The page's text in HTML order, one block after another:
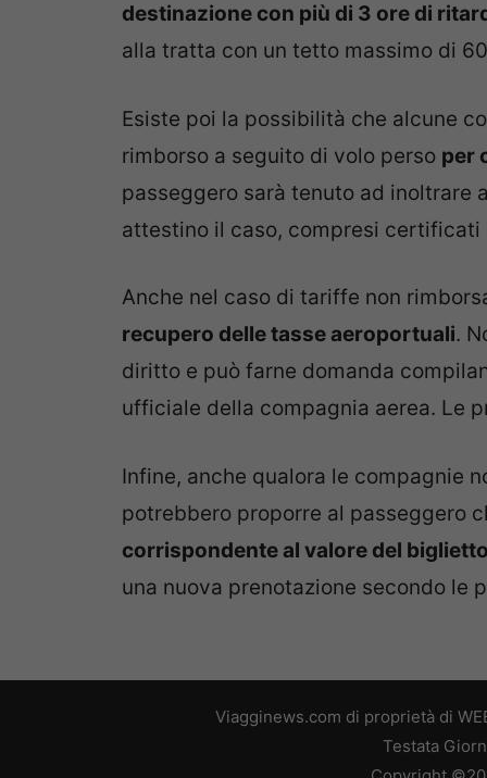
destinazione con più di 3 ore di
alla tratta con un tetto massimo di
Esiste poi la possibilità che alcune
rimborso a seguito di volo perso per
passeggero sarà tenuto ad inoltrare
attestino il caso, compresi certificati
Anche nel caso di tariffe non
recupero delle tasse aeroportuali.
diritto e può farne domanda
ufficiale della compagnia aerea. Le
Infine, anche qualora le compagnie
potrebbero proporre al passeggero
corrispondente al valore del biglietto
una nuova prenotazione secondo le
Viagginews.com di proprietà di
Testata